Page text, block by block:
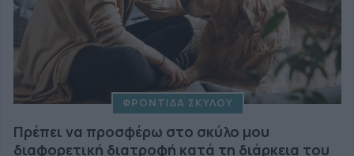
ΦΡΟΝΤΙΔΑ ΣΚΥΛΟΥ
Πρέπει να προσφέρω στο σκύλο μου
διαφορετική διατροφή κατά τη διάρκεια του